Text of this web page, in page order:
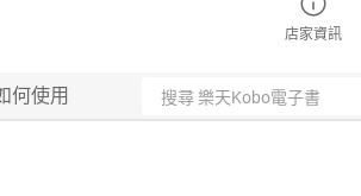
店家資訊
何使用